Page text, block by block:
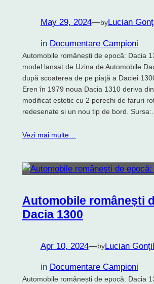
May 29, 2024—byLucian
in Documentare Campioni
Automobile românești de epocă: Dacia
model lansat de Uzina de Automobile
după scoaterea de pe piaţă a Daciei
Eren în 1979 noua Dacia 1310 deriva
modificat estetic cu 2 perechi de faruri
redesenate si un nou tip de bord. Sursa:…
Vezi mai multe…
Automobile românești
Dacia 1300
Apr 10, 2024—byLucian
in Documentare Campioni
Automobile românești de epocă: Dacia